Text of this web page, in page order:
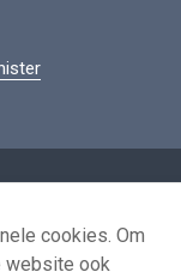
cookies. Om
website ook